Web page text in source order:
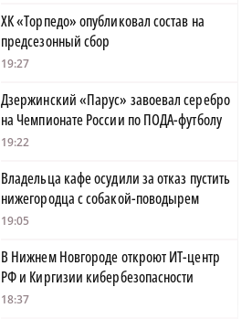
ХК «Торпедо» опубликовал состав на
предсезонный сбор
19:27
Дзержинский «Парус» завоевал серебро
на Чемпионате России по ПОДА-футболу
19:22
Владельца кафе осудили за отказ пустить
нижегородца с собакой-поводырем
19:05
В Нижнем Новгороде откроют ИТ-центр
РФ и Киргизии кибербезопасности
18:37